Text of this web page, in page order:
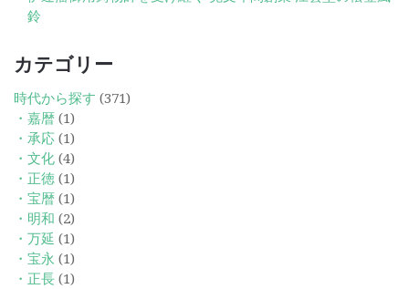
鈴
カテゴリー
時代から探す (371)
・嘉暦 (1)
・承応 (1)
・文化 (4)
・正徳 (1)
・宝暦 (1)
・明和 (2)
・万延 (1)
・宝永 (1)
・正長 (1)